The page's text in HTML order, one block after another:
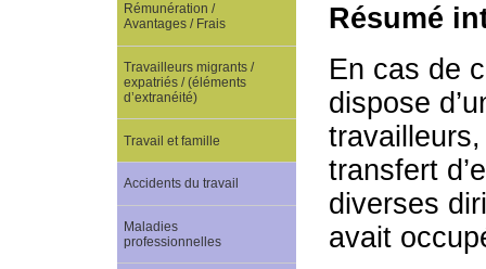
Résumé
En cas de
dispose
transfert
diverses
avait
Rémunération /
Avantages / Frais
Travailleurs migrants /
expatriés / (éléments
d’extranéité)
Travail et famille
Accidents du travail
Maladies
professionnelles